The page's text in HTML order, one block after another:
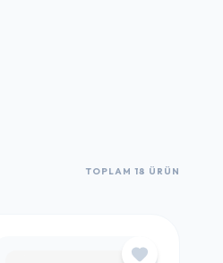
TOPLAM 18 ÜRÜN